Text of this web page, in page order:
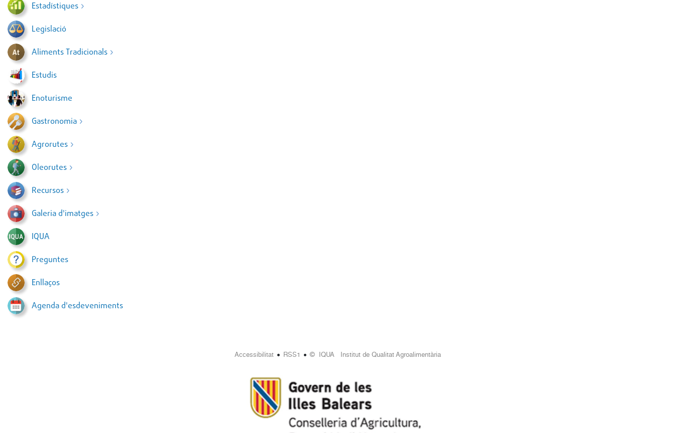
Estadístiques
Legislació
Aliments Tradicionals
Estudis
Enoturisme
Gastronomia
Agrorutes
Oleorutes
Recursos
Galeria d'imatges
IQUA
Preguntes
Enllaços
Agenda d'esdeveniments
Accessibilitat• RSS1 • © IQUA Institut de Qualitat Agroalimentària